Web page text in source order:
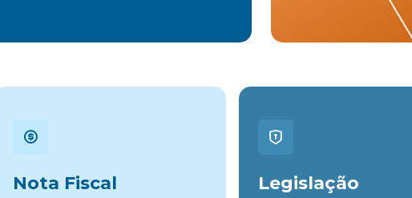
Nota Fiscal
Legislação